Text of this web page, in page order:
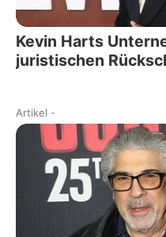
Kevin Harts
juristischen
Artikel -